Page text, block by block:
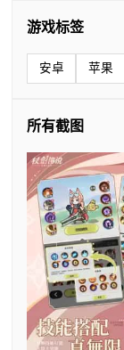
游戏标签
安卓 苹果
所有截图